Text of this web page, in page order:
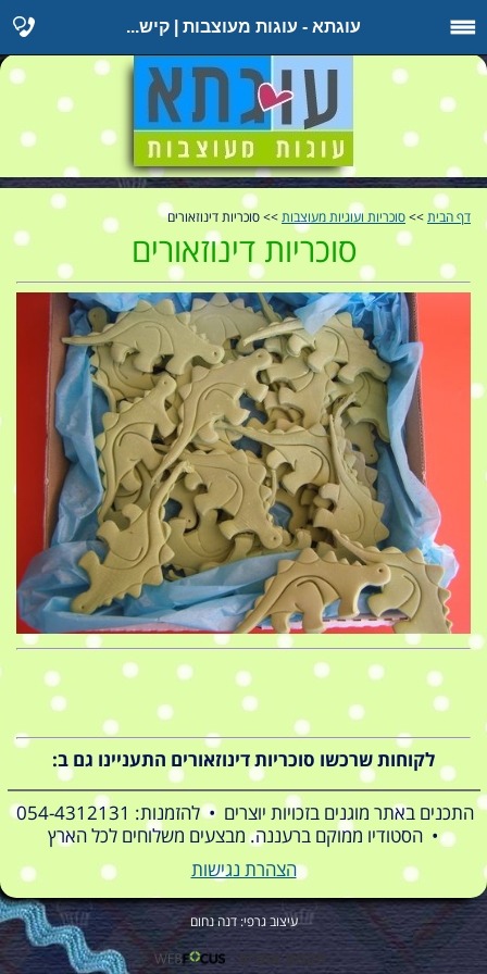
עוגתא - עוגות מעוצבות | קיש...
דף הבית >> סוכריות ועוגיות מעוצבות >> סוכריות דינוזאורים
סוכריות דינוזאורים
לקוחות שרכשו סוכריות דינוזאורים התעניינו גם ב:
התכנים באתר מוגנים בזכויות יוצרים • להזמנות: 054-4312131
• הסטודיו ממוקם ברעננה. מבצעים משלוחים לכל הארץ
הצהרת נגישות
עיצוב גרפי: דנה נחום
הקמת אתרים